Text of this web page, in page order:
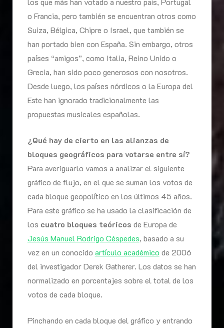
o Francia, pero también se encuentran otros como
Suiza, Bélgica, Chipre o Israel, que también se
han portado bien con España. Sin embargo, otros
países “amigos”, como Italia, Reino Unido o
Grecia, han sido poco generosos con nosotros.
Desde luego, los países nórdicos o la Europa del
Este han ignorado tradicionalmente las
propuestas musicales españolas.
¿Qué hay de cierto en las alianzas de
bloques geográficos para votarse entre sí?
Para averiguarlo vamos a analizar el siguiente
gráfico de flujo, en el que se suman los votos de
cada bloque geopolítico en los últimos 45 años.
Para este gráfico se ha usado la clasificación de
los cuatro bloques teóricos de Europa de
Jesús Manuel Rodrigo Céspedes, basado a su
vez en un conocido artículo académico de 2006
del investigador Derek Gatherer. Los datos se han
normalizado en porcentajes sobre el total de los
votos de cada bloque.
Pinchando en cada bloque del gráfico y entrando